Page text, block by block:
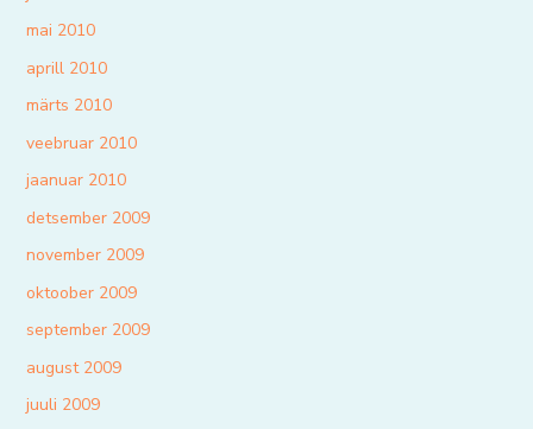
mai 2010
aprill 2010
märts 2010
veebruar 2010
jaanuar 2010
detsember 2009
november 2009
oktoober 2009
september 2009
august 2009
juuli 2009